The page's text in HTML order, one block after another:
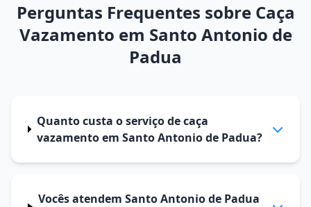
Perguntas Frequentes sobre Caça
Vazamento em Santo Antonio de
Padua
Quanto custa o serviço de caça
vazamento em Santo Antonio de Padua?
Vocês atendem Santo Antonio de Padua